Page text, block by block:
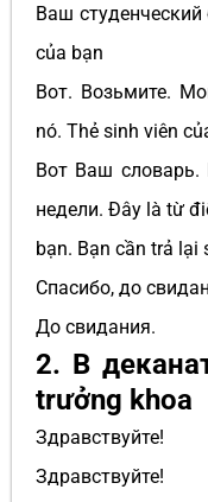
Ваш студенческий
của bạn
Вот. Возьмите.
nó. Thẻ sinh viên
Вот Ваш словарь.
недели. Đây là từ
bạn. Bạn cần trả lại
Спасибо, до
До свидания.
2. В
trưởng khoa
Здравствуйте!
Здравствуйте!